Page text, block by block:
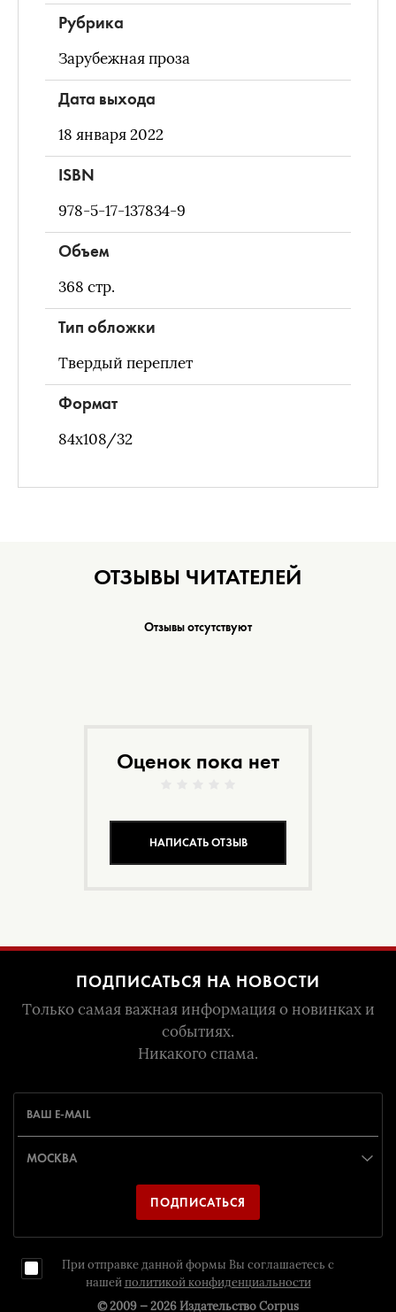
Рубрика
Зарубежная проза
Дата выхода
18 января 2022
ISBN
978-5-17-137834-9
Объем
368 стр.
Тип обложки
Твердый переплет
Формат
84х108/32
ОТЗЫВЫ ЧИТАТЕЛЕЙ
Отзывы отсутствуют
Оценок пока нет
НАПИСАТЬ ОТЗЫВ
ПОДПИСАТЬСЯ НА НОВОСТИ
Только самая важная информация о новинках и
событиях.
Никакого спама.
ПОДПИСАТЬСЯ
При отправке данной формы Вы соглашаетесь с
нашей политикой конфиденциальности
© 2009 — 2026 Издательство Corpus